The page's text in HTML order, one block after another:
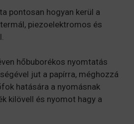
pontosan hogyan kerül a
piezoelektromos és
hőbuborékos nyomtatás
jut a papírra, méghozzá
hatására a nyomásnak
kilövell és nyomot hagy a